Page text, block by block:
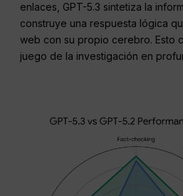
enlaces, GPT-5.3 sintetiza la
construye una respuesta lógica
web con su propio cerebro. Esto
juego de la investigación en